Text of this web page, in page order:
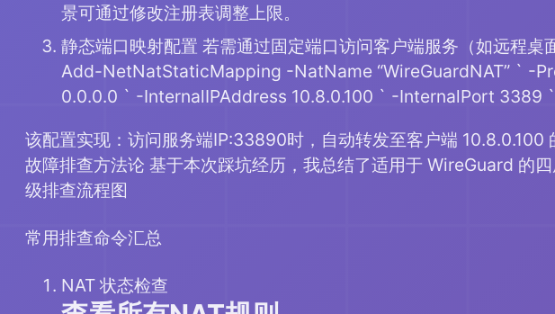
景可通过修改注册表调整上限。
静态端口映射配置 若需通过固定端口访问客户端服务（如远程桌
Add-NetNatStaticMapping -NatName “WireGuardNAT” ` -
0.0.0.0 ` -InternalIPAddress 10.8.0.100 ` -InternalPort 3389
该配置实现：访问服务端IP:33890时，自动转发至客户端
故障排查方法论 基于本次踩坑经历，我总结了适用于 WireGuard 的
级排查流程图
常用排查命令汇总
NAT 状态检查